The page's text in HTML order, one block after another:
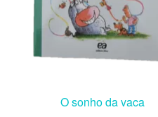
O sonho da vaca